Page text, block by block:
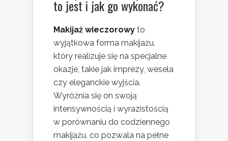
to jest i jak go wykonać?
Makijaż wieczorowy to
wyjątkowa forma makijażu,
który realizuje się na specjalne
okazje, takie jak imprezy, wesela
czy eleganckie wyjścia.
Wyróżnia się on swoją
intensywnością i wyrazistością
w porównaniu do codziennego
makijażu, co pozwala na pełne